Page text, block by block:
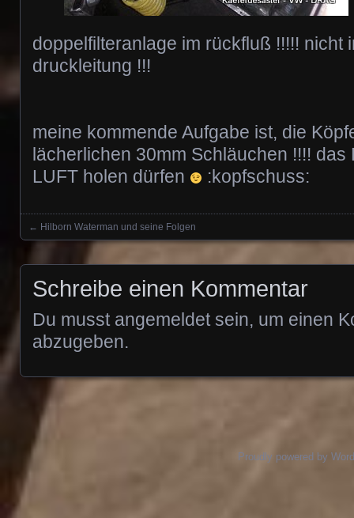
doppelfilteranlage im rückfluß !!!!! nicht
druckleitung !!!
meine kommende Aufgabe ist, die
lächerlichen 30mm Schläuchen !!!! das
LUFT holen dürfen
:kopfschuss:
Posts navigation
← Hilborn Waterman und seine Folgen
Schreibe einen Kommentar
Du musst angemeldetsein, um einen
abzugeben.
Proudly powered by